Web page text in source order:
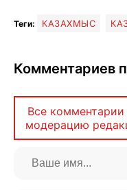
Теги: КАЗАХМЫС
Комментариев
Все
модерацию